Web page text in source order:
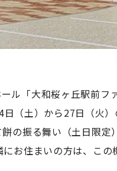
ル「大和桜ヶ丘駅前
（土）から27日（火
餅の振る舞い（土日限
お住まいの方は、この